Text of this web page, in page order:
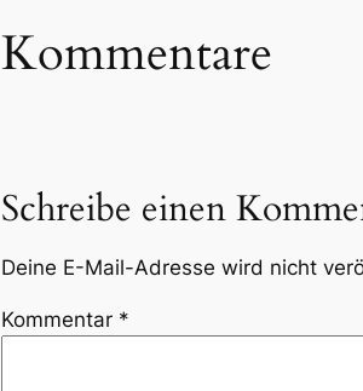
Kommentare
Schreibe einen
Deine E-Mail-Adresse wird nicht
Kommentar *